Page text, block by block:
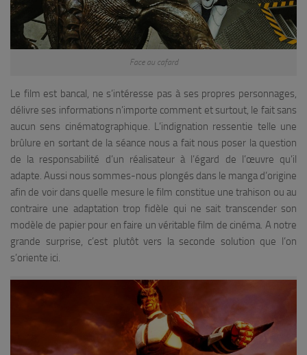
Face au cafard
Le film est bancal, ne s’intéresse pas à ses propres personnages,
délivre ses informations n’importe comment et surtout, le fait sans
aucun sens cinématographique. L’indignation ressentie telle une
brûlure en sortant de la séance nous a fait nous poser la question
de la responsabilité d’un réalisateur à l’égard de l’œuvre qu’il
adapte. Aussi nous sommes-nous plongés dans le manga d’origine
afin de voir dans quelle mesure le film constitue une trahison ou au
contraire une adaptation trop fidèle qui ne sait transcender son
modèle de papier pour en faire un véritable film de cinéma. A notre
grande surprise, c’est plutôt vers la seconde solution que l’on
s’oriente ici.